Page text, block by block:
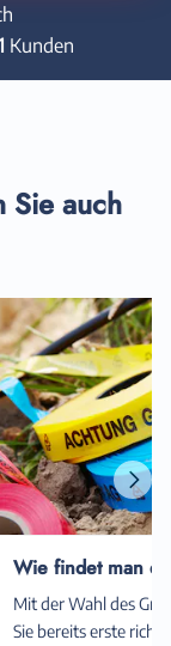
Kunden
Sie auch
Mit der Wahl des
Sie bereits erste